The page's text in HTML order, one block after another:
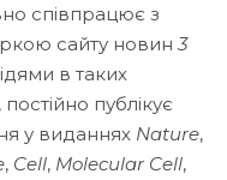
співпрацює з
сайту новин 3
в таких
, постійно публікує
у виданнях Nature,
, Cell, Molecular Cell,